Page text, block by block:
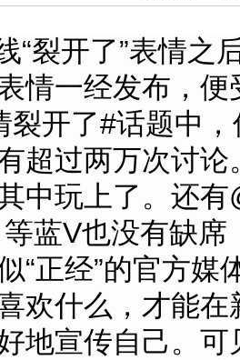
“裂开了”表情之
情一经发布，
裂开了#话题中
超过两万次讨
中玩上了。还
蓝V也没有缺
“正经”的官方
欢什么，才能
地宣传自己。